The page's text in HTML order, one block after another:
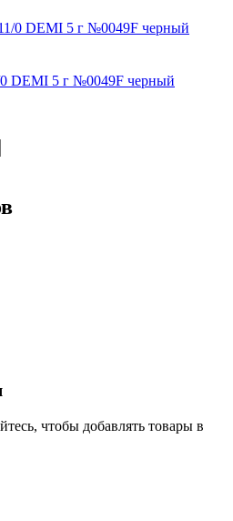
DEMI 5 г №0049F черный
чтобы добавлять товары в